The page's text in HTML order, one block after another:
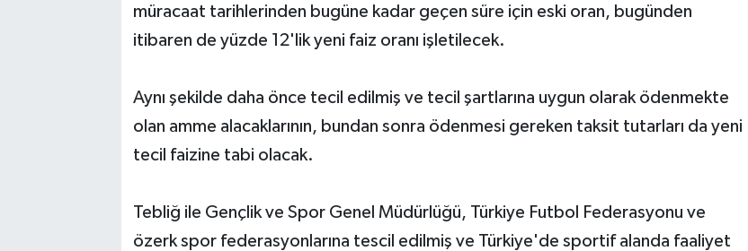
müracaat tarihlerinden bugüne kadar geçen süre için eski oran, bugünden
itibaren de yüzde 12'lik yeni faiz oranı işletilecek.
Aynı şekilde daha önce tecil edilmiş ve tecil şartlarına uygun olarak ödenmekte
olan amme alacaklarının, bundan sonra ödenmesi gereken taksit tutarları da yeni
tecil faizine tabi olacak.
Tebliğ ile Gençlik ve Spor Genel Müdürlüğü, Türkiye Futbol Federasyonu ve
özerk spor federasyonlarına tescil edilmiş ve Türkiye'de sportif alanda faaliyet